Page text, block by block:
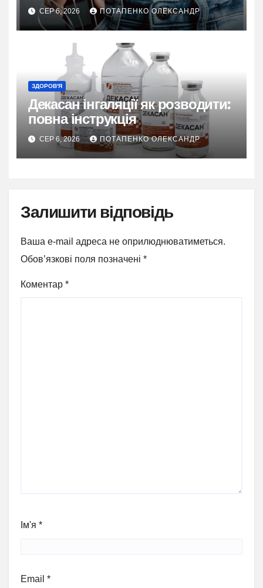
СЕР 6, 2026 ПОТАПЕНКО ОЛЕКСАНДР
ЗДОРОВ'Я
Декасан інгаляції як розводити:
повна інструкція
СЕР 6, 2026 ПОТАПЕНКО ОЛЕКСАНДР
Залишити відповідь
Ваша e-mail адреса не оприлюднюватиметься.
Обов’язкові поля позначені *
Коментар *
Ім'я *
Email *